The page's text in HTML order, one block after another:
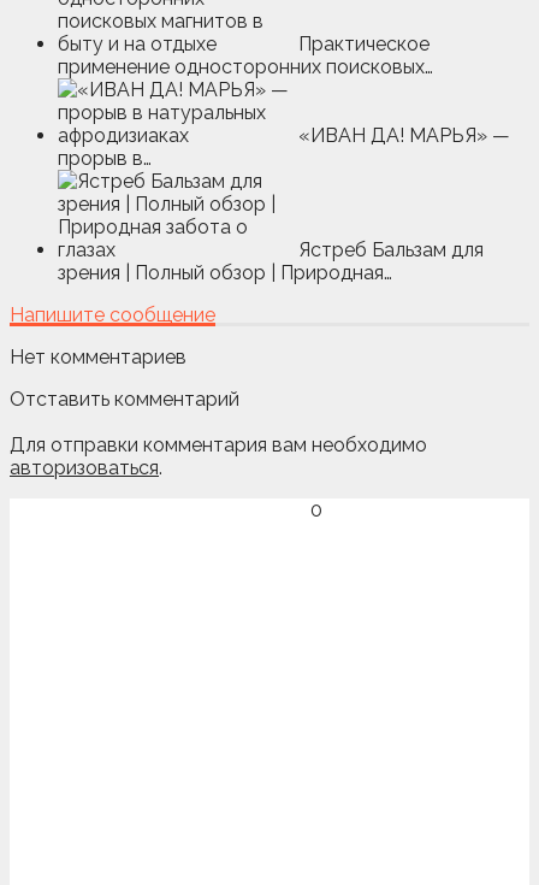
Практическое
применение односторонних поисковых…
«ИВАН ДА! МАРЬЯ» —
прорыв в…
Ястреб Бальзам для
зрения | Полный обзор | Природная…
Напишите сообщение
Нет комментариев
Отставить комментарий
Для отправки комментария вам необходимо
авторизоваться.
0